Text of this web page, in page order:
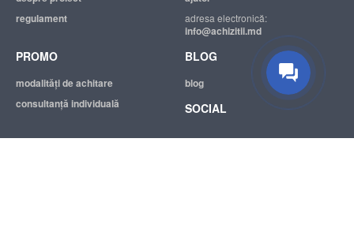
regulament
adresa electronică:
info@achizitii.md
PROMO
modalităţi de achitare
consultanță individuală
BLOG
blog
SOCIAL